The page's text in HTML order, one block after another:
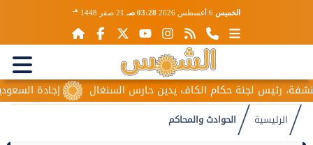
الخميس 03:28 صـ 21 صفر 1448 هـ
إجادة السعودية رئيس لجنة حكام الكاف يدين حارس السنغال
الرئيسية الحوادث والمحاكم